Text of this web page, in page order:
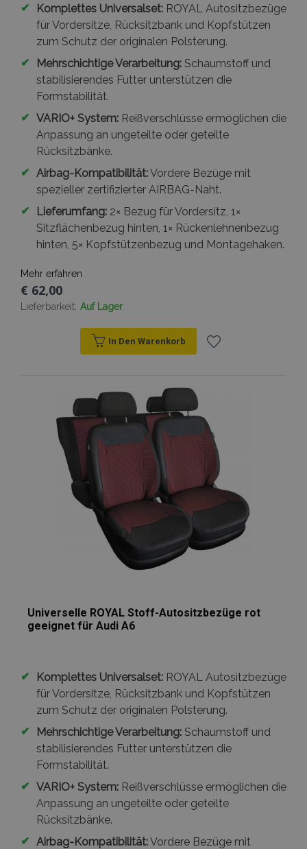
✔ Komplettes Universalset: ROYAL Autositzbezüge
für Vordersitze, Rücksitzbank und Kopfstützen
zum Schutz der originalen Polsterung.
✔
Mehrschichtige Verarbeitung: Schaumstoff und
stabilisierendes Futter unterstützen die
Formstabilität.
✔ VARIO+ System: Reißverschlüsse ermöglichen die
Anpassung an ungeteilte oder geteilte
Rücksitzbänke.
✔ Airbag-Kompatibilität:Vordere Bezüge mit
spezieller zertifizierter AIRBAG-Naht.
✔
Lieferumfang: 2× Bezug für Vordersitz, 1×
Sitzflächenbezug hinten, 1× Rückenlehnenbezug
hinten, 5× Kopfstützenbezug und Montagehaken.
Mehr erfahren
€ 62,00
Lieferbarkeit: Auf Lager
In Den Warenkorb
hinzufügen
Universelle ROYAL Stoff-Autositzbezüge rot
geeignet für Audi A6
✔ Komplettes Universalset: ROYAL Autositzbezüge
für Vordersitze, Rücksitzbank und Kopfstützen
zum Schutz der originalen Polsterung.
✔
Mehrschichtige Verarbeitung: Schaumstoff und
stabilisierendes Futter unterstützen die
Formstabilität.
✔ VARIO+ System: Reißverschlüsse ermöglichen die
Anpassung an ungeteilte oder geteilte
Rücksitzbänke.
✔ Airbag-Kompatibilität:Vordere Bezüge mit
verwendet.